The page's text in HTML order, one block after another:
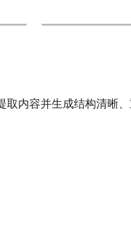
内容并生成结构清晰